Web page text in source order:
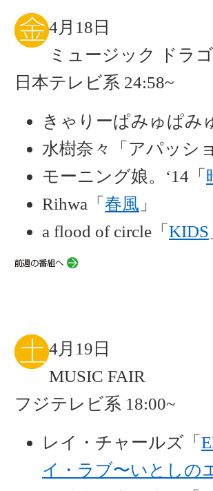
4月18日
ミュージック ドラ
日本テレビ系 24:58~
きゃりーぱみゅぱみ
水樹奈々「アパッシ
モーニング娘。‘14「
Rihwa「 春風 」
a flood of circle「 KIDS
4月19日
MUSIC FAIR
フジテレビ系 18:00~
レイ・チャールズ「
イ・ラブ〜いとしの